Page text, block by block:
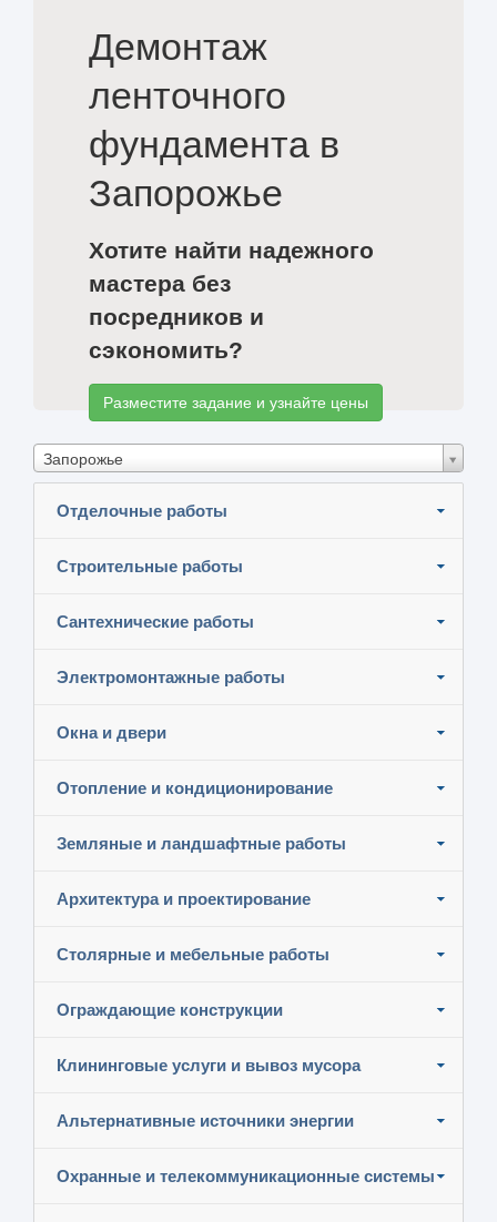
Демонтаж
ленточного
фундамента в
Запорожье
Хотите найти надежного
мастера без
посредников и
сэкономить?
Разместите задание и узнайте цены
Запорожье
Отделочные работы
Строительные работы
Сантехнические работы
Электромонтажные работы
Окна и двери
Отопление и кондиционирование
Земляные и ландшафтные работы
Архитектура и проектирование
Столярные и мебельные работы
Ограждающие конструкции
Клининговые услуги и вывоз мусора
Альтернативные источники энергии
Охранные и телекоммуникационные системы